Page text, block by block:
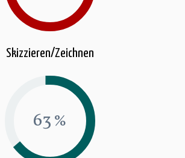
Skizzieren/Zeichnen
64